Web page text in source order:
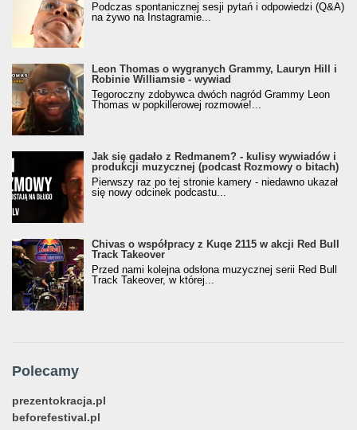
Podczas spontanicznej sesji pytań i odpowiedzi (Q&A)
na żywo na Instagramie...
Leon Thomas o wygranych Grammy, Lauryn Hill i
Robinie Williamsie - wywiad
Tegoroczny zdobywca dwóch nagród Grammy Leon
Thomas w popkillerowej rozmowie!...
Jak się gadało z Redmanem? - kulisy wywiadów i
produkcji muzycznej (podcast Rozmowy o bitach)
Pierwszy raz po tej stronie kamery - niedawno ukazał
się nowy odcinek podcastu...
Chivas o współpracy z Kuqe 2115 w akcji Red Bull
Track Takeover
Przed nami kolejna odsłona muzycznej serii Red Bull
Track Takeover, w której...
Polecamy
prezentokracja.pl
beforefestival.pl